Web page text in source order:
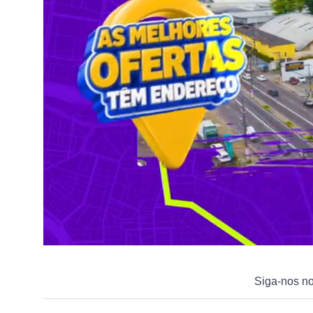
Siga-nos